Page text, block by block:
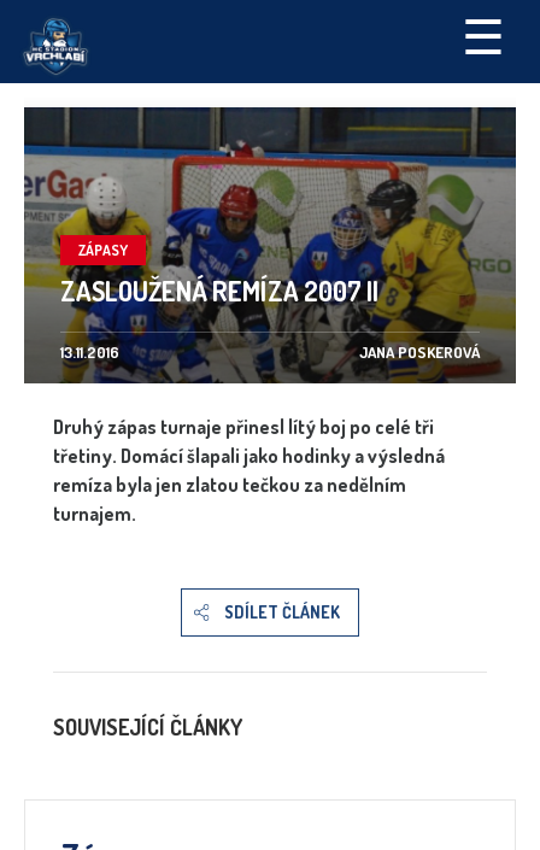
☰
ZÁPASY
ZASLOUŽENÁ REMÍZA 2007 II
13.11.2016 JANA POSKEROVÁ
Druhý zápas turnaje přinesl lítý boj po celé tři
třetiny. Domácí šlapali jako hodinky a výsledná
remíza byla jen zlatou tečkou za nedělním
turnajem.
SDÍLET ČLÁNEK
SOUVISEJÍCÍ ČLÁNKY